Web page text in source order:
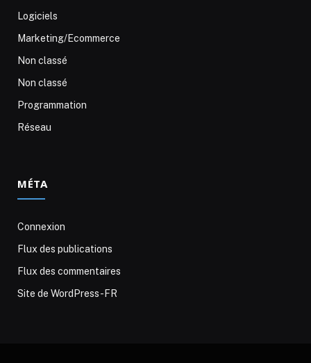
Logiciels
Marketing/Ecommerce
Non classé
Non classé
Programmation
Réseau
MÉTA
Connexion
Flux des publications
Flux des commentaires
Site de WordPress-FR